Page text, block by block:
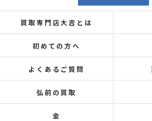
買取専門店大吉とは
初めての方へ
よくあるご質問
弘前の買取
金